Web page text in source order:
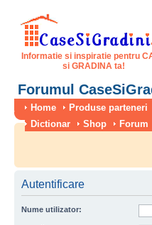
Informatie si inspiratie pentru
si GRADINA ta!
Forumul
Home Produse parteneri
Dictionar
Shop Forum
Autentificare
Nume utilizator: